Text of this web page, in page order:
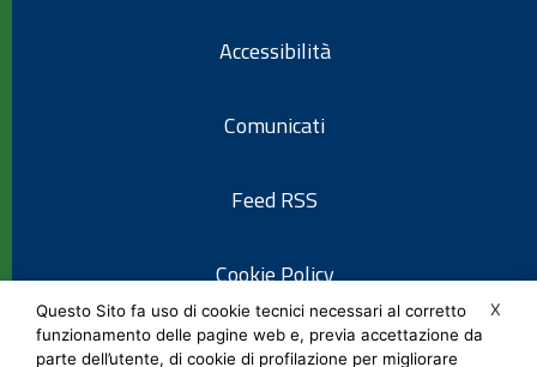
Accessibilità
Comunicati
Feed RSS
Cookie Policy
Informativa privacy
X
Questo Sito fa uso di cookie tecnici necessari al corretto
funzionamento delle pagine web e, previa accettazione da
parte dell’utente, di cookie di profilazione per migliorare